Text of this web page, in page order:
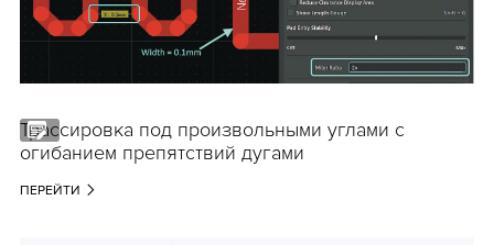
Трассировка под произвольными углами с
огибанием препятствий дугами
ПЕРЕЙТИ